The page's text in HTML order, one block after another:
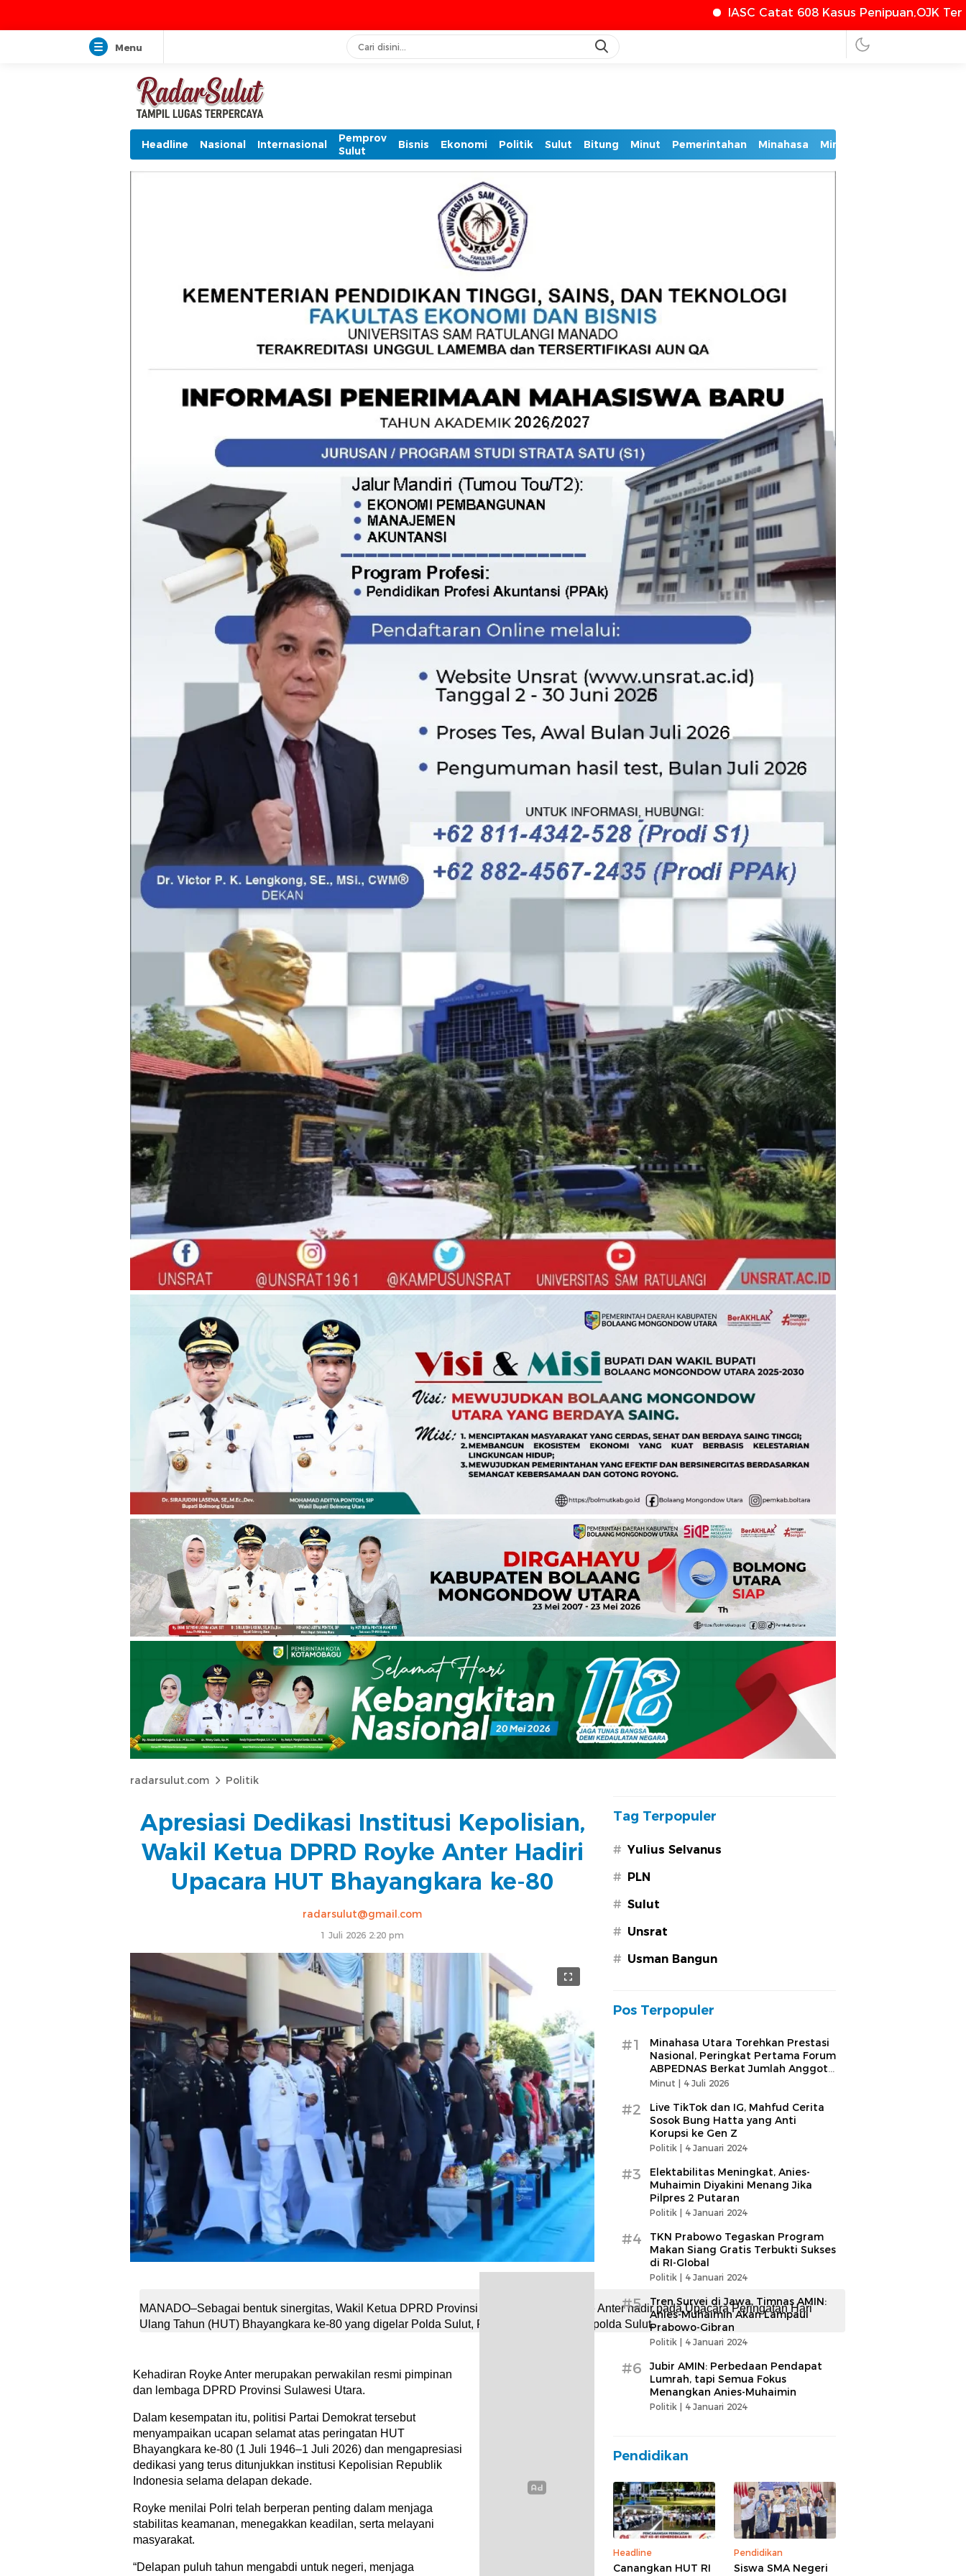
IASC Catat 608 Kasus Penipuan,OJK Terus Perkuat
Menu
Headline Nasional Internasional
Pemprov
Sulut
Bisnis Ekonomi Politik Sulut Bitung Minut Pemerintahan Minahasa Minsel
radarsulut.com Politik
Apresiasi Dedikasi Institusi Kepolisian,
Wakil Ketua DPRD Royke Anter Hadiri
Upacara HUT Bhayangkara ke-80
radarsulut@gmail.com
1 Juli 2026 2:20 pm
MANADO–Sebagai bentuk sinergitas, Wakil Ketua DPRD Provinsi Sulawesi Utara Royke Anter hadir pada Upacara Peringatan Hari
Ulang Tahun (HUT) Bhayangkara ke-80 yang digelar Polda Sulut, Rabu (1/7/2026), di Mapolda Sulut.
Kehadiran Royke Anter merupakan perwakilan resmi pimpinan
dan lembaga DPRD Provinsi Sulawesi Utara.
Dalam kesempatan itu, politisi Partai Demokrat tersebut
menyampaikan ucapan selamat atas peringatan HUT
Bhayangkara ke-80 (1 Juli 1946–1 Juli 2026) dan mengapresiasi
dedikasi yang terus ditunjukkan institusi Kepolisian Republik
Indonesia selama delapan dekade.
Royke menilai Polri telah berperan penting dalam menjaga
stabilitas keamanan, menegakkan keadilan, serta melayani
masyarakat.
“Delapan puluh tahun mengabdi untuk negeri, menjaga
Tag Terpopuler
# Yulius Selvanus
# PLN
# Sulut
# Unsrat
# Usman Bangun
Pos Terpopuler
#1
Minahasa Utara Torehkan Prestasi
Nasional, Peringkat Pertama Forum
ABPEDNAS Berkat Jumlah Anggota
Terbanyak
Minut | 4 Juli 2026
#2
Live TikTok dan IG, Mahfud Cerita
Sosok Bung Hatta yang Anti
Korupsi ke Gen Z
Politik | 4 Januari 2024
#3
Elektabilitas Meningkat, Anies-
Muhaimin Diyakini Menang Jika
Pilpres 2 Putaran
Politik | 4 Januari 2024
#4
TKN Prabowo Tegaskan Program
Makan Siang Gratis Terbukti Sukses
di RI-Global
Politik | 4 Januari 2024
#5
Tren Survei di Jawa, Timnas AMIN:
Anies-Muhaimin Akan Lampaui
Prabowo-Gibran
Politik | 4 Januari 2024
#6
Jubir AMIN: Perbedaan Pendapat
Lumrah, tapi Semua Fokus
Menangkan Anies-Muhaimin
Politik | 4 Januari 2024
Pendidikan
Headline
Canangkan HUT RI
Pendidikan
Siswa SMA Negeri